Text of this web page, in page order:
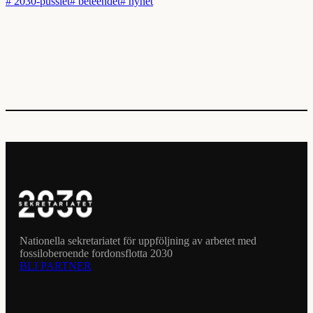
Nationella sekretariatet för uppföljning av arbetet med
fossiloberoende fordonsflotta 2030
BLI PARTNER